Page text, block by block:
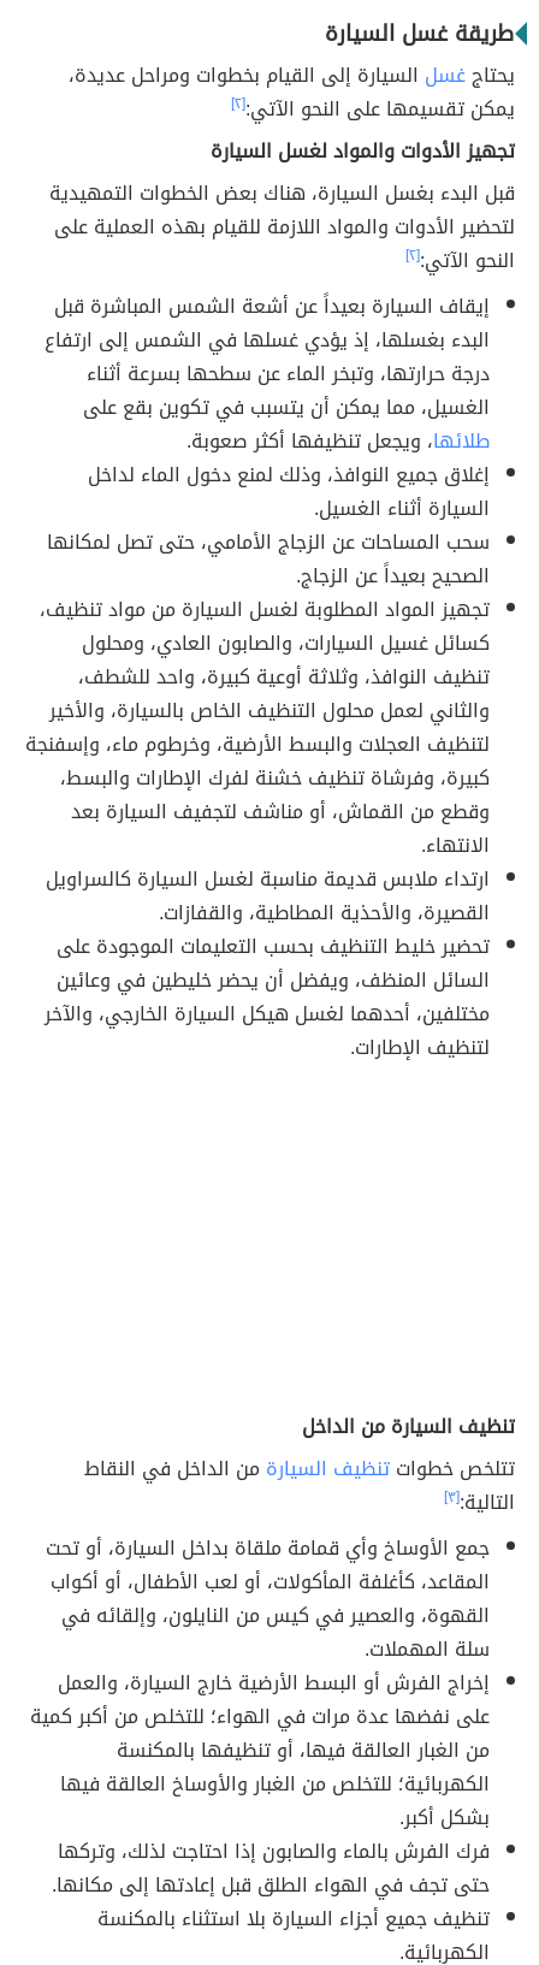
طريقة غسل السيارة
يحتاجغسل السيارة إلى القيام بخطوات ومراحل عديدة،
يمكن تقسيمها على النحو الآتي:[٢]
تجهيز الأدوات والمواد لغسل السيارة
قبل البدء بغسل السيارة، هناك بعض الخطوات التمهيدية
لتحضير الأدوات والمواد اللازمة للقيام بهذه العملية على
النحو الآتي:[٢]
إيقاف السيارة بعيداً عن أشعة الشمس المباشرة قبل
البدء بغسلها، إذ يؤدي غسلها في الشمس إلى ارتفاع
درجة حرارتها، وتبخر الماء عن سطحها بسرعة أثناء
الغسيل، مما يمكن أن يتسبب في تكوين بقع على
طلائها، ويجعل تنظيفها أكثر صعوبة.
إغلاق جميع النوافذ، وذلك لمنع دخول الماء لداخل
السيارة أثناء الغسيل.
سحب المساحات عن الزجاج الأمامي، حتى تصل لمكانها
الصحيح بعيداً عن الزجاج.
تجهيز المواد المطلوبة لغسل السيارة من مواد تنظيف،
كسائل غسيل السيارات، والصابون العادي، ومحلول
تنظيف النوافذ، وثلاثة أوعية كبيرة، واحد للشطف،
والثاني لعمل محلول التنظيف الخاص بالسيارة، والأخير
لتنظيف العجلات والبسط الأرضية، وخرطوم ماء، وإسفنجة
كبيرة، وفرشاة تنظيف خشنة لفرك الإطارات والبسط،
وقطع من القماش، أو مناشف لتجفيف السيارة بعد
الانتهاء.
ارتداء ملابس قديمة مناسبة لغسل السيارة كالسراويل
القصيرة، والأحذية المطاطية، والقفازات.
تحضير خليط التنظيف بحسب التعليمات الموجودة على
السائل المنظف، ويفضل أن يحضر خليطين في وعائين
مختلفين، أحدهما لغسل هيكل السيارة الخارجي، والآخر
لتنظيف الإطارات.
تنظيف السيارة من الداخل
تتلخص خطواتتنظيف السيارة من الداخل في النقاط
التالية:[٣]
جمع الأوساخ وأي قمامة ملقاة بداخل السيارة، أو تحت
المقاعد، كأغلفة المأكولات، أو لعب الأطفال، أو أكواب
القهوة، والعصير في كيس من النايلون، وإلقائه في
سلة المهملات.
إخراج الفرش أو البسط الأرضية خارج السيارة، والعمل
على نفضها عدة مرات في الهواء؛ للتخلص من أكبر كمية
من الغبار العالقة فيها، أو تنظيفها بالمكنسة
الكهربائية؛ للتخلص من الغبار والأوساخ العالقة فيها
بشكل أكبر.
فرك الفرش بالماء والصابون إذا احتاجت لذلك، وتركها
حتى تجف في الهواء الطلق قبل إعادتها إلى مكانها.
تنظيف جميع أجزاء السيارة بلا استثناء بالمكنسة
الكهربائية.